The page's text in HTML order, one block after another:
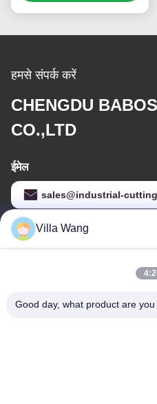
हमसे संपर्क करें
CHENGDU
CO.,LTD
ईमेल
sales@industrial-
हमारा पता
तकनीकी विकास क्षेत्र, चीन
Villa Wang
Good day, what product are